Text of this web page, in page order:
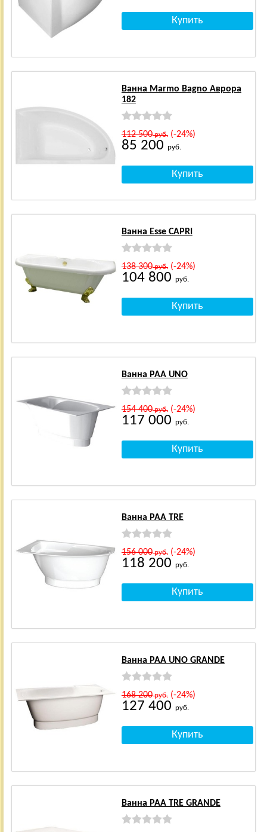
Ванна Marmo Bagno Аврора
182
112 500руб.(-24%)
85 200 руб.
Ванна Esse CAPRI
138 300руб.(-24%)
104 800 руб.
Ванна PAA UNO
154 400руб.(-24%)
117 000 руб.
Ванна PAA TRE
156 000руб.(-24%)
118 200 руб.
Ванна PAA UNO GRANDE
168 200руб.(-24%)
127 400 руб.
Ванна PAA TRE GRANDE